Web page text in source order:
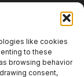
like cookies
to these
browsing behavior
consent,